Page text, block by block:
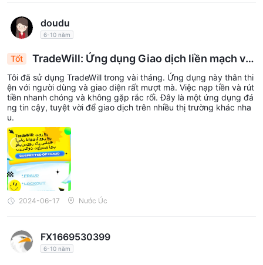
doudu
6-10 năm
Tốt
TradeWill: Ứng dụng Giao dịch liền mạch với
Nạp và Rút nhanh chóng
Tôi đã sử dụng TradeWill trong vài tháng. Ứng dụng này thân thi
ện với người dùng và giao diện rất mượt mà. Việc nạp tiền và rút
tiền nhanh chóng và không gặp rắc rối. Đây là một ứng dụng đá
ng tin cậy, tuyệt vời để giao dịch trên nhiều thị trường khác nha
u.
2024-06-17 Nước Úc
FX1669530399
6-10 năm